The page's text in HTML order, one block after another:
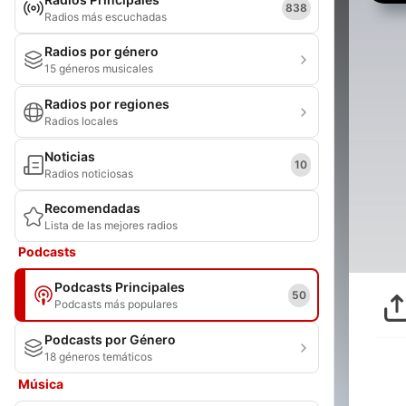
Radios más escuchadas
838
Radios por género
15 géneros musicales
Radios por regiones
Radios locales
Noticias
Radios noticiosas
10
Recomendadas
Lista de las mejores radios
Podcasts
Podcasts Principales
Podcasts más populares
50
Podcasts por Género
18 géneros temáticos
Música